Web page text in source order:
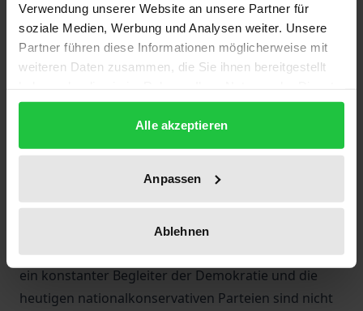
Verwendung unserer Website an unsere Partner für
soziale Medien, Werbung und Analysen weiter. Unsere
Partner führen diese Informationen möglicherweise mit
weiteren Daten zusammen, die Sie ihnen bereitgestellt
gesammelt haben.
Alle akzeptieren
Anpassen
Ablehnen
Was macht das Phänomen „Populismus“ aus, und
wie hat es sich in den letzten Jahrzehnten
basierend auf quantitativen Längsschnittanalysen
„Populismus im Diskurs der Parteien“. Die Arbeit
stützt sich dabei auf Schweizer Daten, ist aber für
westeuropäische Länder generell relevant. Die
Ergebnisse zeigen unter anderem: Populismus ist
ein konstanter Begleiter der Demokratie und die
heutigen nationalkonservativen Parteien sind nicht